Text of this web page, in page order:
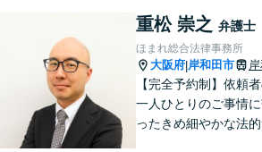
はお一人で抱えず、ぜ
士へご相談ください【
室】
重松 崇之 弁護士
ほまれ総合法律事務所
大阪府|岸和田市
【完全予約制】依頼
一人ひとりのご事情
ったきめ細やかな法的